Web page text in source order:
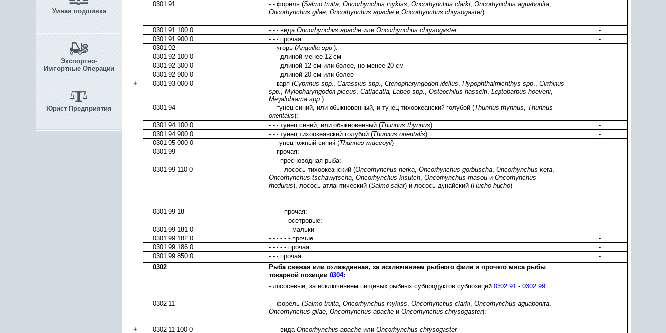
Умная подшивка
Экспортно-
Импортные Операции
Юрист Предприятия
0301 91
- - форель (Salmo trutta, Oncorhynchus mykiss, Oncorhynchus clarki, Oncorhynchus aguabonita,
Oncorhynchus gilae, Oncorhynchus apache и Oncorhynchus chrysogaster):
0301 91 100 0 - - - вида Oncorhynchus apache или Oncorhynchus chrysogaster
-
0301 91 900 0
- - - прочая
-
0301 92
- - угорь (Anguilla spp.):
0301 92 100 0
- - - длиной менее 12 см
-
0301 92 300 0
- - - длиной 12 см или более, но менее 20 см
-
0301 92 900 0
- - - длиной 20 см или более
-
+
0301 93 000 0 - - карп (Cyprinus spp., Carassius spp., Ctenopharyngodon idellus, Hypophthalmichthys spp., Cirrhinus
spp., Mylopharyngodon piceus, Catlacatla, Labeo spp., Osteochilus hasselti, Leptobarbus hoeveni,
Megalobrama spp.)
-
0301 94 - - тунец синий, или обыкновенный, и тунец тихоокеанский голубой (Thunnus thynnus, Thunnus
orientalis):
0301 94 100 0
- - - тунец синий, или обыкновенный (Thunnus thynnus)
-
0301 94 900 0
- - - тунец тихоокеанский голубой (Thunnus orientalis)
-
0301 95 000 0
- - тунец южный синий (Thunnus maccoyii)
-
0301 99
- - прочая:
- - - пресноводная рыба:
0301 99 110 0
- - - - лосось тихоокеанский (Oncorhynchus nerka, Oncorhynchus gorbuscha, Oncorhynchus keta,
Oncorhynchus tschawytscha, Oncorhynchus kisutch, Oncorhynchus masou и Oncorhynchus
rhodurus), лосось атлантический (Salmo salar) и лосось дунайский (Hucho hucho)
-
0301 99 18
- - - - прочая:
- - - - - осетровые:
0301 99 181 0
- - - - - - мальки
-
0301 99 182 0
- - - - - - прочие
-
0301 99 186 0
- - - - - прочая
-
0301 99 850 0
- - - прочая
-
0302
Рыба свежая или охлажденная, за исключением рыбного филе и прочего мяса рыбы
товарной позиции 0304:
- лососевые, за исключением пищевых рыбных субпродуктов субпозиций 0302 91 - 0302 99:
0302 11 - - форель (Salmo trutta, Oncorhynchus mykiss, Oncorhynchus clarki, Oncorhynchus aguabonita,
Oncorhynchus gilae, Oncorhynchus apache и Oncorhynchus chrysogaster):
+ 0302 11 100 0 - - - вида Oncorhynchus apache или Oncorhynchus chrysogaster
-